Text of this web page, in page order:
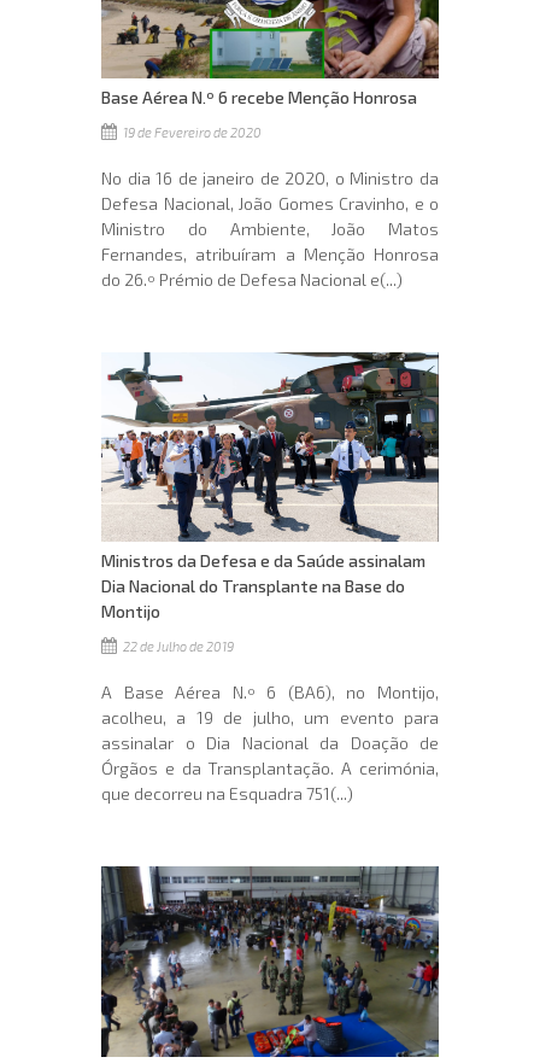
Base Aérea N.º 6 recebe Menção Honrosa
19 de Fevereiro de 2020
No dia 16 de janeiro de 2020, o Ministro da
Defesa Nacional, João Gomes Cravinho, e o
Ministro do Ambiente, João Matos
Fernandes, atribuíram a Menção Honrosa
do 26.º Prémio de Defesa Nacional e(...)
Ministros da Defesa e da Saúde assinalam
Dia Nacional do Transplante na Base do
Montijo
22 de Julho de 2019
A Base Aérea N.º 6 (BA6), no Montijo,
acolheu, a 19 de julho, um evento para
assinalar o Dia Nacional da Doação de
Órgãos e da Transplantação. A cerimónia,
que decorreu na Esquadra 751(...)